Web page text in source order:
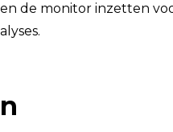
de monitor inzetten